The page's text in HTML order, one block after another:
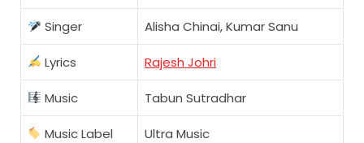
Singer Alisha Chinai, Kumar Sanu
Lyrics Rajesh Johri
Music Tabun Sutradhar
Music Label Ultra Music